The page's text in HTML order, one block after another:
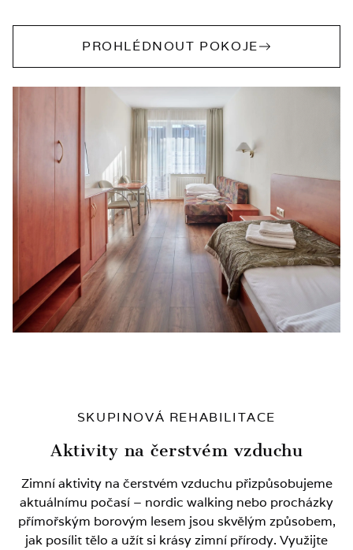
PROHLÉDNOUT POKOJE
SKUPINOVÁ REHABILITACE
Aktivity na čerstvém vzduchu
Zimní aktivity na čerstvém vzduchu přizpůsobujeme
aktuálnímu počasí – nordic walking nebo procházky
přímořským borovým lesem jsou skvělým způsobem,
jak posílit tělo a užít si krásy zimní přírody. Využijte